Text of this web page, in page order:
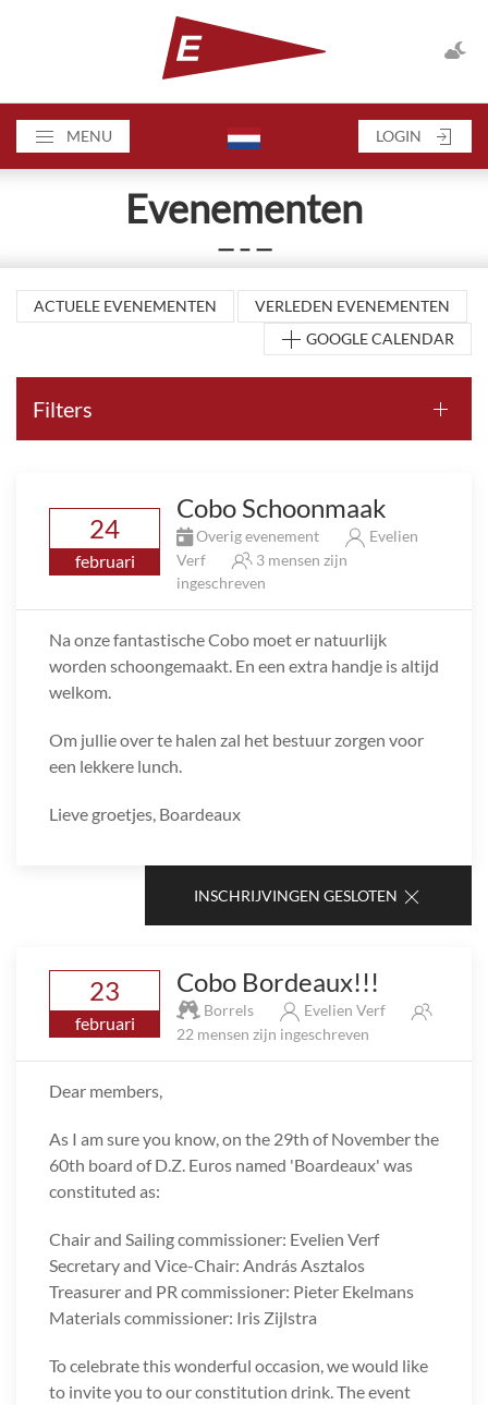
MENU LOGIN
Evenementen
— – —
ACTUELE EVENEMENTEN
VERLEDEN EVENEMENTEN
GOOGLE CALENDAR
Filters
24
februari
Cobo Schoonmaak
Overig evenement
Evelien
Verf
3 mensen zijn
ingeschreven
Na onze fantastische Cobo moet er natuurlijk
worden schoongemaakt. En een extra handje is altijd
welkom.
Om jullie over te halen zal het bestuur zorgen voor
een lekkere lunch.
Lieve groetjes, Boardeaux
INSCHRIJVINGEN GESLOTEN
23
februari
Cobo Bordeaux!!!
Borrels
Evelien Verf
22 mensen zijn ingeschreven
Dear members,
As I am sure you know, on the 29th of November the
60th board of D.Z. Euros named 'Boardeaux' was
constituted as:
Chair and Sailing commissioner: Evelien Verf
Secretary and Vice-Chair: András Asztalos
Treasurer and PR commissioner: Pieter Ekelmans
Materials commissioner: Iris Zijlstra
To celebrate this wonderful occasion, we would like
to invite you to our constitution drink. The event